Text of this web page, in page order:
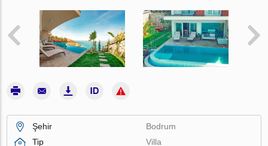
Şehir
Bodrum
Tip
Villa